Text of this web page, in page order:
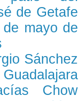
de Getafe
mayo de
Sánchez
Chow